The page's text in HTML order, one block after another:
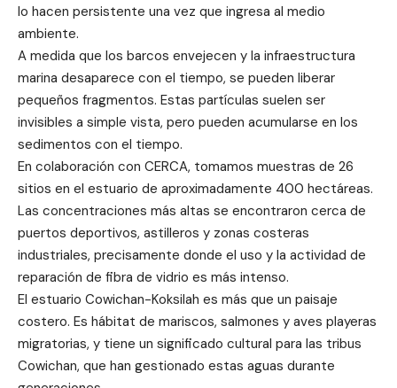
lo hacen persistente una vez que ingresa al medio
ambiente.
A medida que los barcos envejecen y la infraestructura
marina desaparece con el tiempo, se pueden liberar
pequeños fragmentos. Estas partículas suelen ser
invisibles a simple vista, pero pueden acumularse en los
sedimentos con el tiempo.
En colaboración con CERCA, tomamos muestras de 26
sitios en el estuario de aproximadamente 400 hectáreas.
Las concentraciones más altas se encontraron cerca de
puertos deportivos, astilleros y zonas costeras
industriales, precisamente donde el uso y la actividad de
reparación de fibra de vidrio es más intenso.
El estuario Cowichan-Koksilah es más que un paisaje
costero. Es hábitat de mariscos, salmones y aves playeras
migratorias, y tiene un significado cultural para las tribus
Cowichan, que han gestionado estas aguas durante